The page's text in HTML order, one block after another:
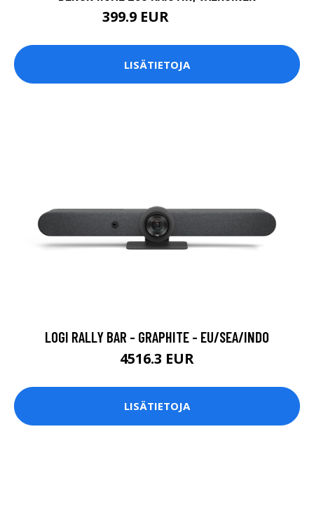
399.9 EUR
LISÄTIETOJA
LOGI RALLY BAR - GRAPHITE - EU/SEA/INDO
4516.3 EUR
LISÄTIETOJA